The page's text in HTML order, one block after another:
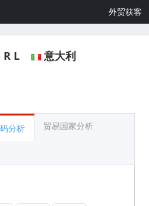
外贸获客
R L 意大利
分析 贸易国家分析